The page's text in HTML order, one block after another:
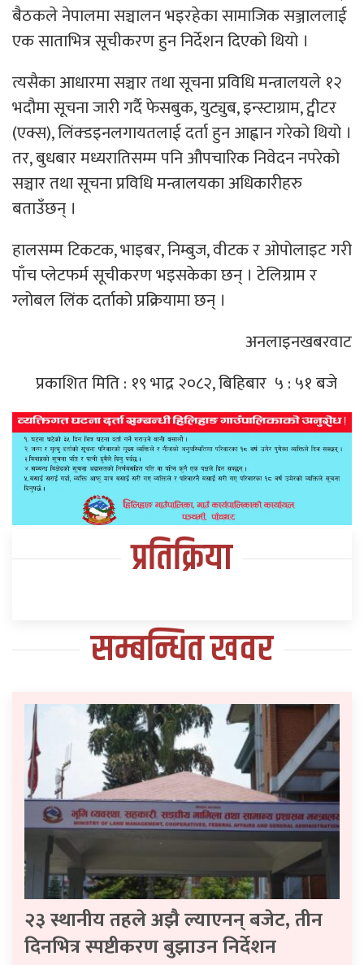
बैठकले नेपालमा सञ्चालन भइरहेका सामाजिक सञ्जाललाई
एक साताभित्र सूचीकरण हुन निर्देशन दिएको थियो ।
त्यसैका आधारमा सञ्चार तथा सूचना प्रविधि मन्त्रालयले १२
भदौमा सूचना जारी गर्दै फेसबुक, युट्युब, इन्स्टाग्राम, ट्वीटर
(एक्स), लिंक्डइनलगायतलाई दर्ता हुन आह्वान गरेको थियो ।
तर, बुधबार मध्यरातिसम्म पनि औपचारिक निवेदन नपरेको
सञ्चार तथा सूचना प्रविधि मन्त्रालयका अधिकारीहरु
बताउँछन् ।
हालसम्म टिकटक, भाइबर, निम्बुज, वीटक र ओपोलाइट गरी
पाँच प्लेटफर्म सूचीकरण भइसकेका छन् । टेलिग्राम र
ग्लोबल लिंक दर्ताको प्रक्रियामा छन् ।
अनलाइनखबरवाट
प्रकाशित मिति : १९ भाद्र २०८२, बिहिबार ५ : ५१ बजे
प्रतिक्रिया
सम्बन्धित खवर
२३ स्थानीय तहले अझै ल्याएनन् बजेट, तीन
दिनभित्र स्पष्टीकरण बुझाउन निर्देशन